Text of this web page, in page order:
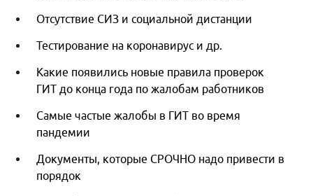
Отсутствие СИЗ и социальной дистанции
Тестирование на коронавирус и др.
Какие появились новые правила проверок
ГИТ до конца года по жалобам работников
Самые частые жалобы в ГИТ во время
пандемии
Документы, которые СРОЧНО надо привести в
порядок